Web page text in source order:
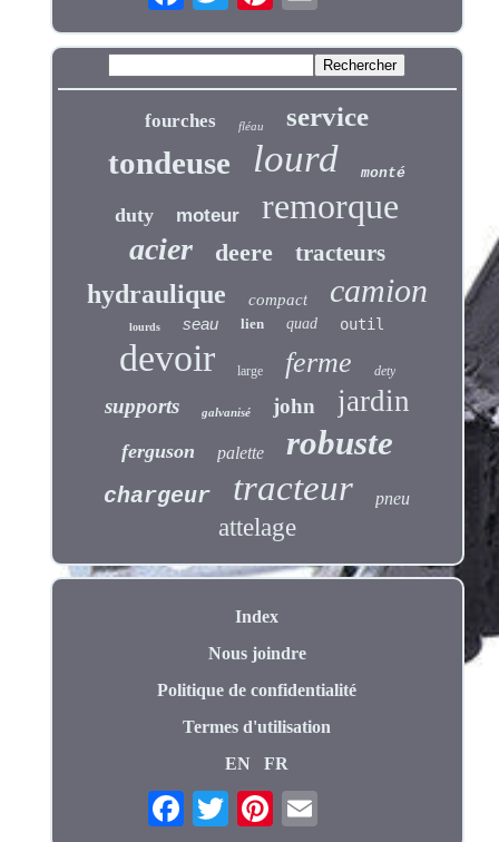
fourches fléau service
tondeuse lourd monté
duty moteur remorque
acier deere tracteurs
hydraulique compact camion
lourds seau lien quad outil
devoir large ferme dety
supports galvanisé john jardin
ferguson palette robuste
chargeur tracteur pneu
attelage
Index
Nous joindre
Politique de confidentialité
Termes d'utilisation
EN
FR